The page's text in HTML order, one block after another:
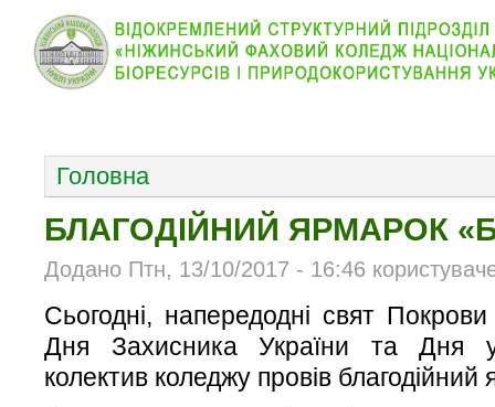
Головна
БЛАГОДІЙНИЙ ЯРМАРОК
Додано Птн, 13/10/2017 - 16:46
Сьогодні, напередодні свят
Дня Захисника України та Дня
колектив коледжу провів